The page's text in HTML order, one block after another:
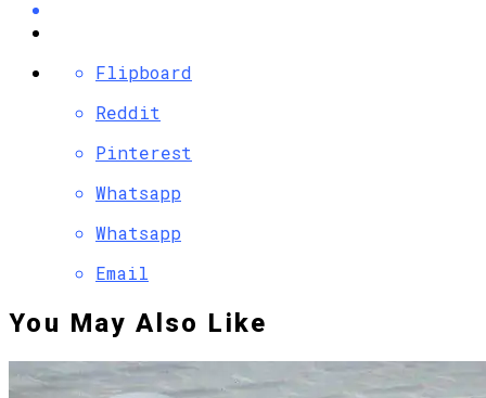
Flipboard
Reddit
Pinterest
Whatsapp
Whatsapp
Email
You May Also Like